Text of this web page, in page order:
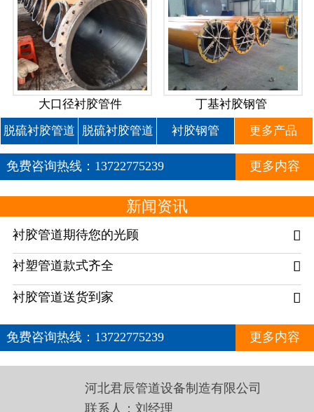
大口径衬胶管件 丁基衬胶钢管
脱硫衬胶管道 脱硫衬胶管道 衬胶钢管 更多产品
免费咨询热线： 13722775239 更多内容
新闻资讯
衬胶管道期待您的光顾 
衬塑管道款式齐全 
衬胶管道送货到家 
免费咨询热线： 13722775239 更多内容
河北君辰管道设备制造有限公司
联系人：刘经理